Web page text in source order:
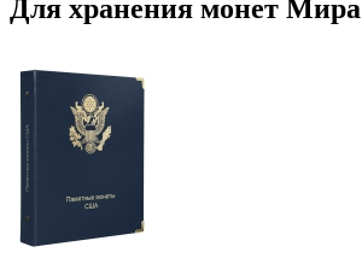
Для хранения монет Мира